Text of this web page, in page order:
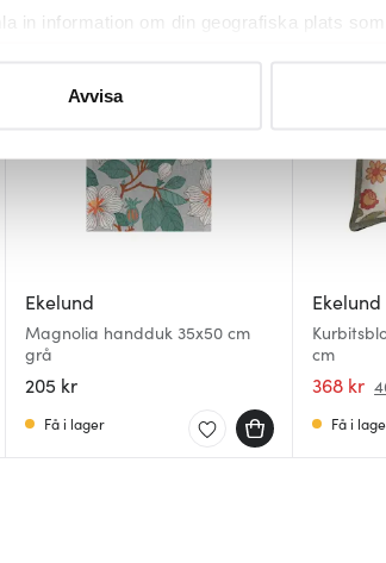
in information om din geografiska plats
tillbaka ditt samtycke när som helst från
cookies för att innehållet och
analysera vår trafik och göra hemsidan
Avvisa
Ekelund
Magnolia handduk 35x50 cm
grå
205 kr
Få i lager
Ekelund
cm
368 kr
Få i